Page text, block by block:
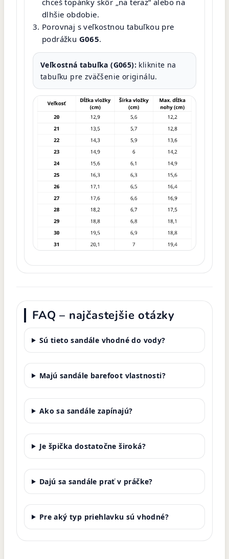
dlhšie obdobie.
Porovnaj s veľkostnou tabuľkou pre
podrážku G065.
Veľkostná tabuľka (G065): kliknite na
tabuľku pre zväčšenie originálu.
FAQ – najčastejšie otázky
Sú tieto sandále vhodné do vody?
Majú sandále barefoot vlastnosti?
Ako sa sandále zapínajú?
Je špička dostatočne široká?
Dajú sa sandále prať v práčke?
Pre aký typ priehlavku sú vhodné?